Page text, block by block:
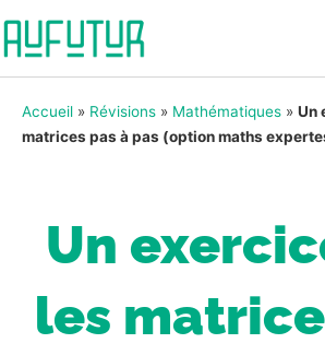
Accueil » Révisions » Mathématiques » Un
matrices pas à pas (option maths
Un
les